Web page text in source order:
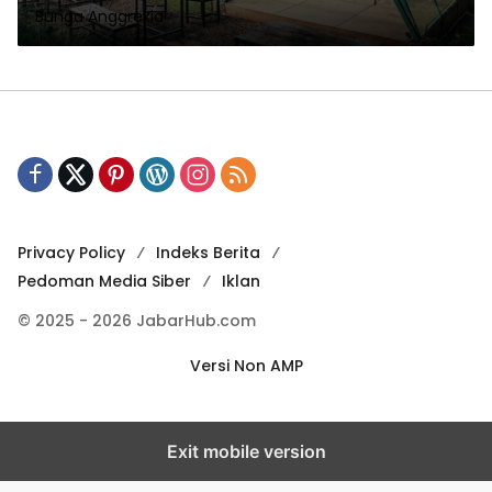
Bunga Anggrekia
Privacy Policy
Indeks Berita
Pedoman Media Siber
Iklan
© 2025 - 2026 JabarHub.com
Versi Non AMP
Exit mobile version